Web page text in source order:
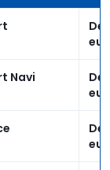
Navi